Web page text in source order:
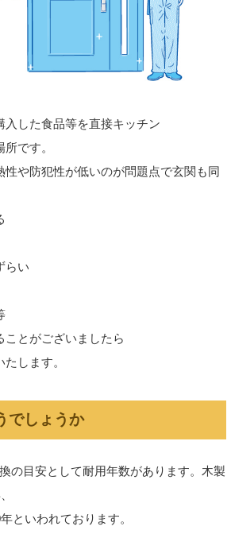
入した食品等を直接キッチン
です。
性や防犯性が低いのが問題点で玄関も同
らい
とがございましたら
します。
でしょうか
の目安として耐用年数があります。木製
といわれております。